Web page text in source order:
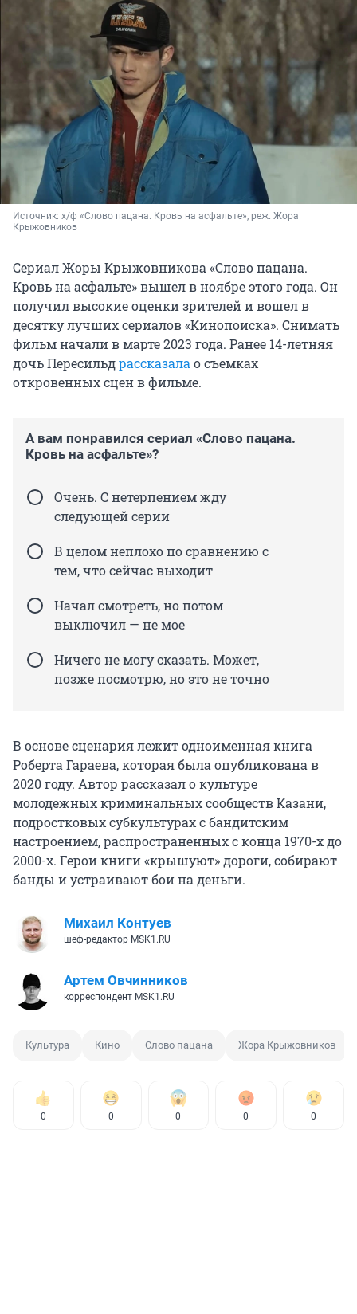
Источник: х/ф «Слово пацана. Кровь на асфальте», реж. Жора
Крыжовников
Сериал Жоры Крыжовникова «Слово пацана.
Кровь на асфальте» вышел в ноябре этого года. Он
получил высокие оценки зрителей и вошел в
десятку лучших сериалов «Кинопоиска». Снимать
фильм начали в марте 2023 года. Ранее 14-летняя
дочь Пересильдрассказала о съемках
откровенных сцен в фильме.
А вам понравился сериал «Слово пацана.
Кровь на асфальте»?
Очень. С нетерпением жду
следующей серии
В целом неплохо по сравнению с
тем, что сейчас выходит
Начал смотреть, но потом
выключил — не мое
Ничего не могу сказать. Может,
позже посмотрю, но это не точно
В основе сценария лежит одноименная книга
Роберта Гараева, которая была опубликована в
2020 году. Автор рассказал о культуре
молодежных криминальных сообществ Казани,
подростковых субкультурах с бандитским
настроением, распространенных с конца 1970-х до
2000-х. Герои книги «крышуют» дороги, собирают
банды и устраивают бои на деньги.
Михаил Контуев
шеф-редактор MSK1.RU
Артем Овчинников
корреспондент MSK1.RU
Культура Кино Слово пацана Жора Крыжовников
0 0 0 0 0